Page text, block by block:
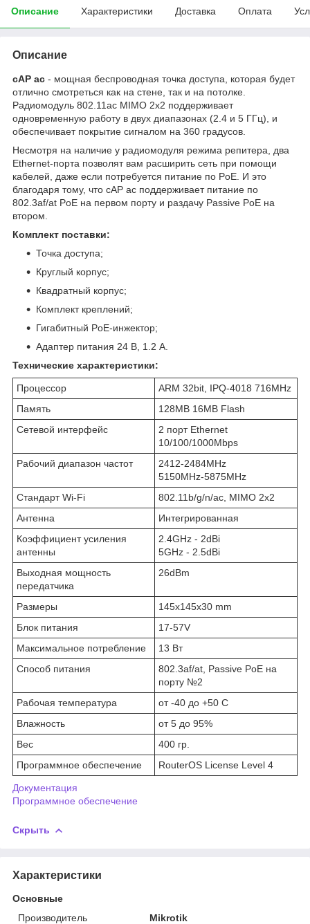
Описание Характеристики Доставка Оплата
Описание
cAP ac - мощная беспроводная точка доступа, которая будет
отлично смотреться как на стене, так и на потолке.
Радиомодуль 802.11ac MIMO 2х2 поддерживает
одновременную работу в двух диапазонах (2.4 и 5 ГГц), и
обеспечивает покрытие сигналом на 360 градусов.
Несмотря на наличие у радиомодуля режима репитера, два
Ethernet-порта позволят вам расширить сеть при помощи
кабелей, даже если потребуется питание по PoE. И это
благодаря тому, что cAP ac поддерживает питание по
802.3af/at PoE на первом порту и раздачу Passive PoE на
втором.
Комплект поставки:
Точка доступа;
Круглый корпус;
Квадратный корпус;
Комплект креплений;
Гигабитный PoE-инжектор;
Адаптер питания 24 В, 1.2 А.
Технические характеристики:
Процессор
ARM 32bit, IPQ-4018 716MHz
Память
128MB 16MB Flash
Сетевой интерфейс
2 порт Ethernet
10/100/1000Mbps
Рабочий диапазон частот
2412-2484MHz
5150MHz-5875MHz
Стандарт Wi-Fi
802.11b/g/n/ac, MIMO 2x2
Антенна
Интегрированная
Коэффициент усиления
антенны
2.4GHz - 2dBi
5GHz - 2.5dBi
Выходная мощность
передатчика
26dBm
Размеры
145x145x30 mm
Блок питания
17-57V
Максимальное потребление
13 Вт
Способ питания
802.3af/at, Passive PoE на
порту №2
Рабочая температура
от -40 до +50 С
Влажность
от 5 до 95%
Вес
400 гр.
Программное обеспечение
RouterOS License Level 4
Документация
Программное обеспечение
Скрыть
Характеристики
Основные
Производитель
Mikrotik